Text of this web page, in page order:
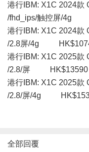
港行IBM: X1C 2024
/fhd_ips/触控屏/4g
港行IBM: X1C
/2.8屏/4g
港行IBM: X1C
/2.8/屏 HK$13590
港行IBM: X1C
/2.8/屏/4g
全部回覆